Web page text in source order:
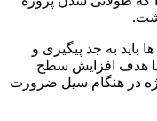
باید به جد پیگیری و
با هدف افزایش سطح
در هنگام سیل ضرورت